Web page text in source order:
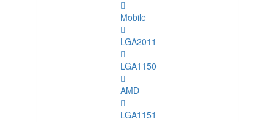
Mobile
LGA2011
LGA1150
AMD
LGA1151